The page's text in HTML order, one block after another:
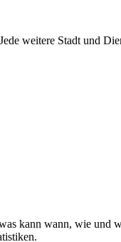
weitere Stadt und
kann wann, wie